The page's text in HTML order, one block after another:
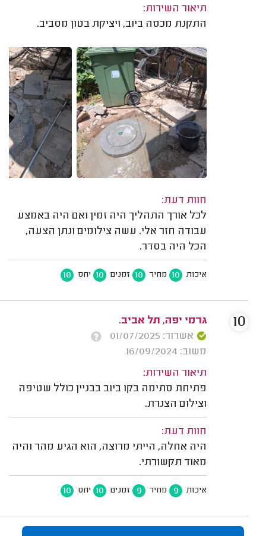
תיאור השירות:
התקנת מכסה ביוב, ויציקת בטון מסביב.
חוות דעת:
לכל אורך התהליך היה זמין ואם היה באמצע
עבודה חזר אלי. עשה צילומים ונתן הצעה,
הכל היה בסדר.
איכות 10 מחיר 10 זמנים 10 יחס 10
גרמי יפה, תל אביב.
אשרור: 01/07/2025
משוב: 16/09/2024
תיאור השירות:
פתיחת סתימה בקו ביוב בבניין כולל שטיפה
וצילום הצנרת.
חוות דעת:
היה אחלה, הייתי מרוצה, הוא הגיע מהר והיה
מאוד תקשורתי.
איכות 9 מחיר 9 זמנים 10 יחס 10
10